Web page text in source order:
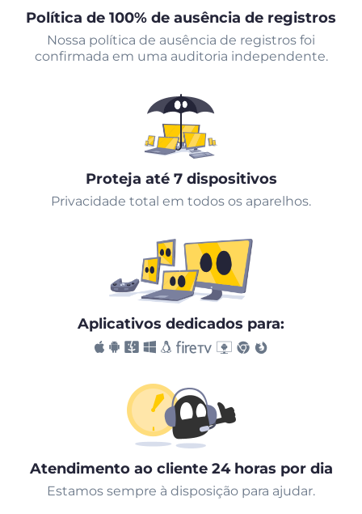
Política de 100% de ausência de registros
Nossa política de ausência de registros foi
confirmada em uma auditoria independente.
Proteja até 7 dispositivos
Privacidade total em todos os aparelhos.
Aplicativos dedicados para:
Atendimento ao cliente 24 horas por dia
Estamos sempre à disposição para ajudar.